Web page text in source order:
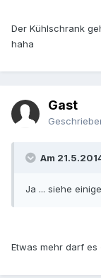
Der Kühlschrank
haha
Gast
Am
Ja ... siehe
Etwas mehr darf